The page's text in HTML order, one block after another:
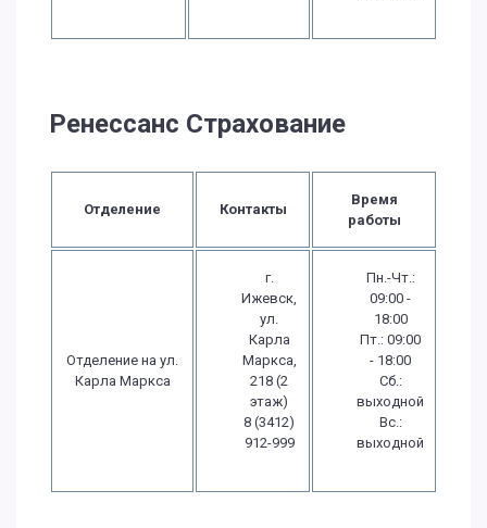
Ренессанс Страхование
Отделение Контакты
Время
работы
Отделение на ул.
Карла Маркса
г.
Ижевск,
ул.
Карла
Маркса,
218 (2
этаж)
8 (3412)
912-999
Пн.-Чт.:
09:00 -
18:00
Пт.: 09:00
- 18:00
Сб.:
выходной
Вс.:
выходной